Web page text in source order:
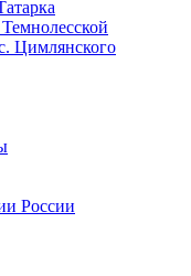
Цимлянского
России